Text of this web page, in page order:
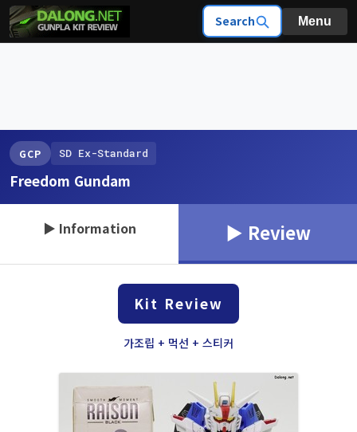
Search Menu
GCP SD Ex-Standard
Freedom Gundam
▶ Information ▶ Review
Kit Review
가조립 + 먹선 + 스티커